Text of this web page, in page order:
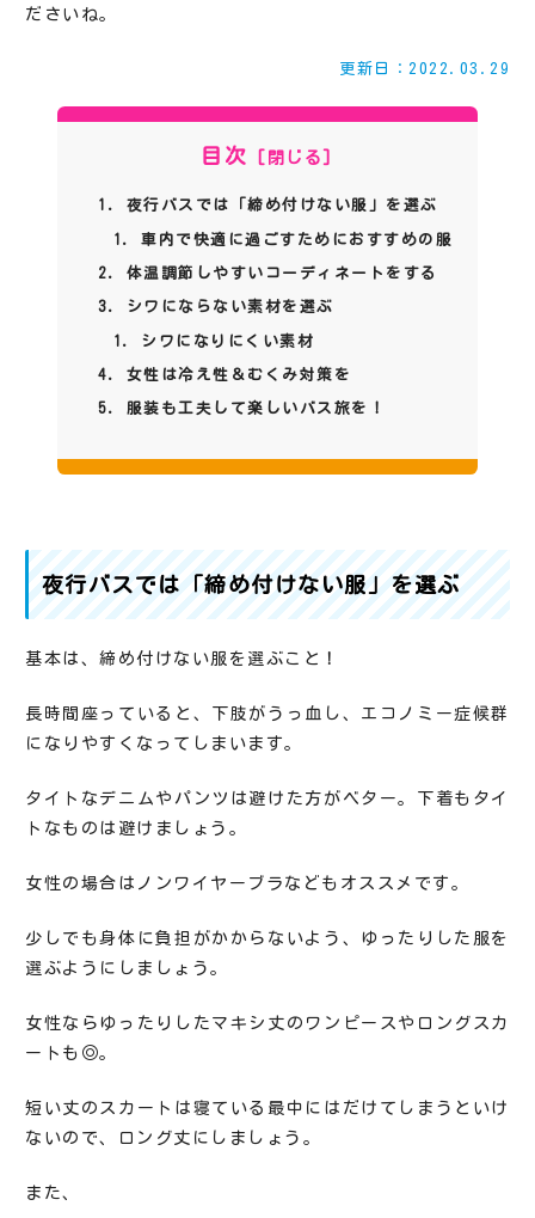
ださいね。
更新日：2022.03.29
目次
夜行バスでは「締め付けない服」を選ぶ
車内で快適に過ごすためにおすすめの服
体温調節しやすいコーディネートをする
シワにならない素材を選ぶ
シワになりにくい素材
女性は冷え性＆むくみ対策を
服装も工夫して楽しいバス旅を！
夜行バスでは「締め付けない服」を選ぶ
基本は、締め付けない服を選ぶこと！
長時間座っていると、下肢がうっ血し、エコノミー症候群
になりやすくなってしまいます。
タイトなデニムやパンツは避けた方がベター。下着もタイ
トなものは避けましょう。
女性の場合はノンワイヤーブラなどもオススメです。
少しでも身体に負担がかからないよう、ゆったりした服を
選ぶようにしましょう。
女性ならゆったりしたマキシ丈のワンピースやロングスカ
ートも◎。
短い丈のスカートは寝ている最中にはだけてしまうといけ
ないので、ロング丈にしましょう。
また、